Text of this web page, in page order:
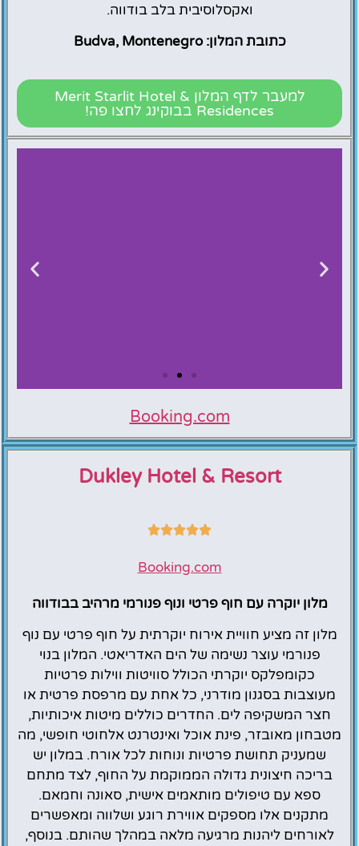
ואקסלוסיבית בלב בודווה.
כתובת המלון: Budva, Montenegro
למעבר לדף המלון Merit Starlit Hotel &
Residences בבוקינג לחצו פה!
Merit Starlit Hotel &
Residences
Booking.com
Dukley Hotel & Resort
Booking.com
מלון יוקרה עם חוף פרטי ונוף פנורמי מרהיב בבודווה
מלון זה מציע חוויית אירוח יוקרתית על חוף פרטי עם נוף
פנורמי עוצר נשימה של הים האדריאטי. המלון בנוי
כקומפלקס יוקרתי הכולל סוויטות ווילות פרטיות
מעוצבות בסגנון מודרני, כל אחת עם מרפסת פרטית או
חצר המשקיפה לים. החדרים כוללים מיטות איכותיות,
מטבחון מאובזר, פינת אוכל ואינטרנט אלחוטי חופשי, מה
שמעניק תחושת פרטיות ונוחות לכל אורח. במלון יש
בריכה חיצונית גדולה הממוקמת על החוף, לצד מתחם
ספא עם טיפולים מותאמים אישית, סאונה וחמאם.
מתקנים אלו מספקים אווירת רוגע ושלווה ומאפשרים
לאורחים ליהנות מרגיעה מלאה במהלך שהותם. בנוסף,